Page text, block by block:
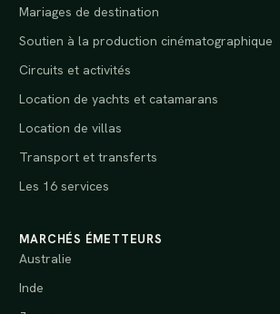
Mariages de destination
Soutien à la production cinématographique
Circuits et activités
Location de yachts et catamarans
Location de villas
Transport et transferts
Les 16 services
MARCHÉS ÉMETTEURS
Australie
Inde